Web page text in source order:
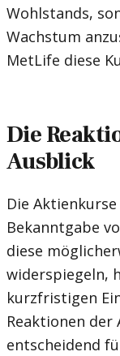
Wohlstands,
Wachstum
MetLife diese
Die
Ausblick
Die
Bekanntgabe
diese
widerspiegeln,
kurzfristigen
Reaktionen
entscheidend